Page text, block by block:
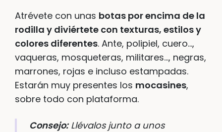
Atrévete con unas botas por encima de la
rodilla y diviértete con texturas, estilos y
colores diferentes. Ante, polipiel, cuero…,
vaqueras, mosqueteras, militares…, negras,
marrones, rojas e incluso estampadas.
Estarán muy presentes los mocasines,
sobre todo con plataforma.
Consejo:Llévalos junto a unos